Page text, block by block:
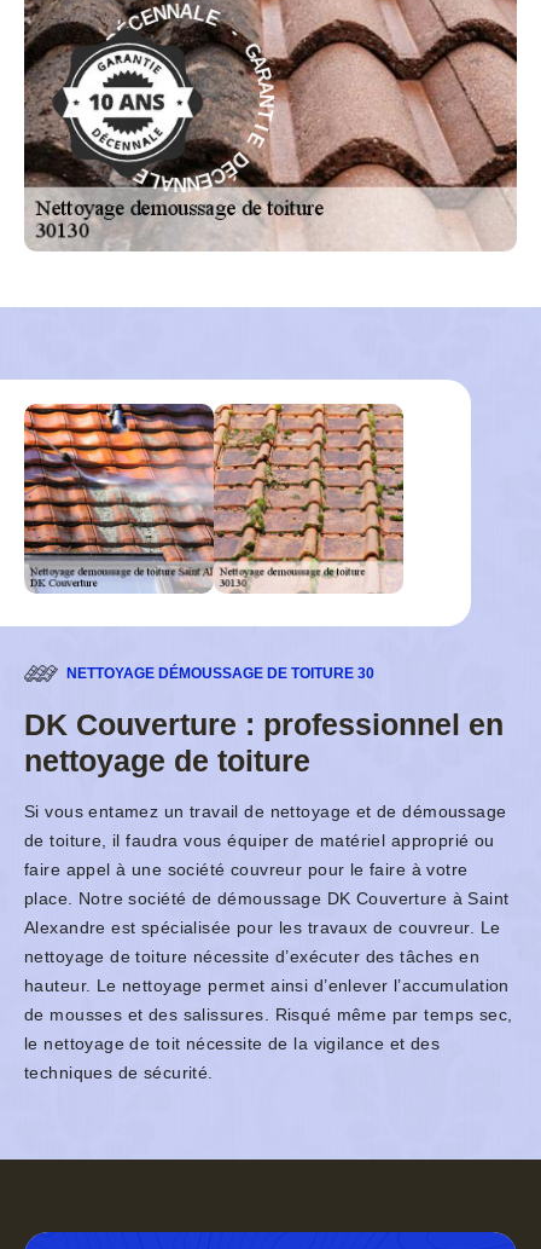
G
A
R
A
N
T
I
E
D
É
C
E
NNALE - GAR
A
N
T
I
E
D
É
C
E
N
N
A
L
E
-
NETTOYAGE DÉMOUSSAGE DE TOITURE 30
DK Couverture : professionnel en
nettoyage de toiture
Si vous entamez un travail de nettoyage et de démoussage
de toiture, il faudra vous équiper de matériel approprié ou
faire appel à une société couvreur pour le faire à votre
place. Notre société de démoussage DK Couverture à Saint
Alexandre est spécialisée pour les travaux de couvreur. Le
nettoyage de toiture nécessite d’exécuter des tâches en
hauteur. Le nettoyage permet ainsi d’enlever l’accumulation
de mousses et des salissures. Risqué même par temps sec,
le nettoyage de toit nécessite de la vigilance et des
techniques de sécurité.